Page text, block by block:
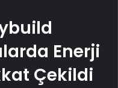
Enerji
Çekildi